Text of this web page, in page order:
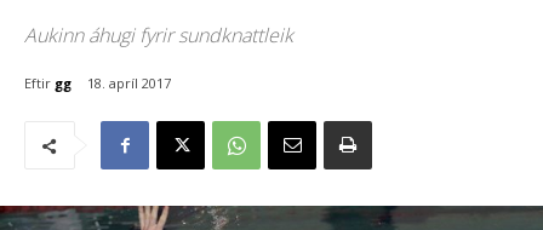
Aukinn áhugi fyrir sundknattleik
Eftir gg 18. apríl 2017